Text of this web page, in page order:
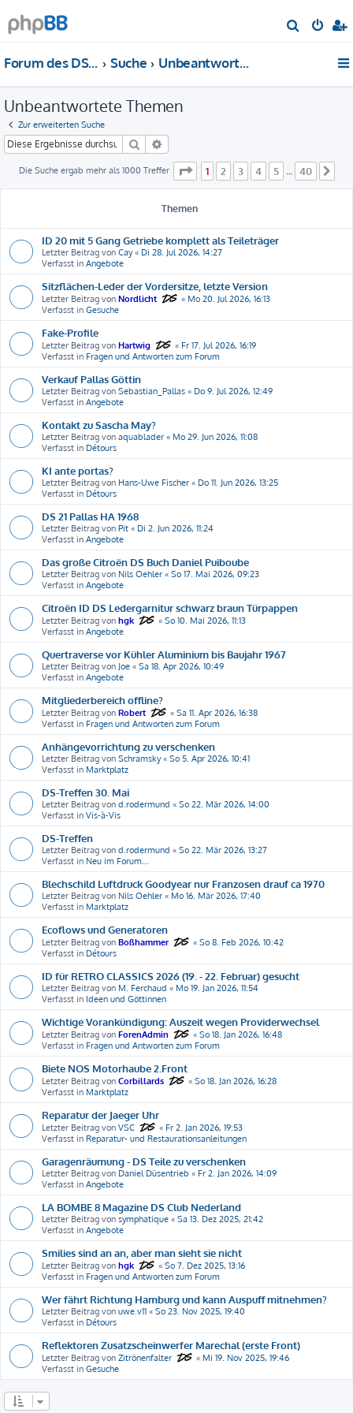
u
Forum des DS-Club Deutschland e.V. Suche Unbeantwortete Themen
Unbeantwortete Themen
Zur erweiterten Suche
Suche
Die Suche ergab mehr als 1000 Treffer Seite 1von 40
1 2 3 4 5 40
Themen
ID 20 mit 5 Gang Getriebe komplett als Teileträger
Letzter Beitrag von Cay« Di 28. Jul 2026, 14:27
Verfasst in Angebote
Sitzflächen-Leder der Vordersitze, letzte Version
Letzter Beitrag von Nordlicht « Mo 20. Jul 2026, 16:13
Verfasst in Gesuche
Fake-Profile
Letzter Beitrag von Hartwig « Fr 17. Jul 2026, 16:19
Verfasst in Fragen und Antworten zum Forum
Verkauf Pallas Göttin
Letzter Beitrag von Sebastian_Pallas « Do 9. Jul 2026, 12:49
Verfasst in Angebote
Kontakt zu Sascha May?
Letzter Beitrag von aquablader « Mo 29. Jun 2026, 11:08
Verfasst in Détours
KI ante portas?
Letzter Beitrag von Hans-Uwe Fischer « Do 11. Jun 2026, 13:25
Verfasst in Détours
DS 21 Pallas HA 1968
Letzter Beitrag von Pit « Di 2. Jun 2026, 11:24
Verfasst in Angebote
Das große Citroën DS Buch Daniel Puiboube
Letzter Beitrag von Nils Oehler « So 17. Mai 2026, 09:23
Verfasst in Angebote
Citroën ID DS Ledergarnitur schwarz braun Türpappen
Letzter Beitrag von hgk « So 10. Mai 2026, 11:13
Verfasst in Angebote
Quertraverse vor Kühler Aluminium bis Baujahr 1967
Letzter Beitrag von Joe « Sa 18. Apr 2026, 10:49
Verfasst in Angebote
Mitgliederbereich offline?
Letzter Beitrag von Robert « Sa 11. Apr 2026, 16:38
Verfasst in Fragen und Antworten zum Forum
Anhängevorrichtung zu verschenken
Letzter Beitrag von Schramsky« So 5. Apr 2026, 10:41
Verfasst in Marktplatz
DS-Treffen 30. Mai
Letzter Beitrag von d.rodermund « So 22. Mär 2026, 14:00
Verfasst in Vis-à-Vis
DS-Treffen
Letzter Beitrag von d.rodermund « So 22. Mär 2026, 13:27
Verfasst in Neu im Forum...
Blechschild Luftdruck Goodyear nur Franzosen drauf ca 1970
Letzter Beitrag von Nils Oehler « Mo 16. Mär 2026, 17:40
Verfasst in Marktplatz
Ecoflows und Generatoren
Letzter Beitrag von Boßhammer « So 8. Feb 2026, 10:42
Verfasst in Détours
ID für RETRO CLASSICS 2026 (19. - 22. Februar) gesucht
Letzter Beitrag von M. Ferchaud « Mo 19. Jan 2026, 11:54
Verfasst in Ideen und Göttinnen
Wichtige Vorankündigung: Auszeit wegen Providerwechsel
Letzter Beitrag von ForenAdmin « So 18. Jan 2026, 16:48
Verfasst in Fragen und Antworten zum Forum
Biete NOS Motorhaube 2.Front
Letzter Beitrag von Corbillards « So 18. Jan 2026, 16:28
Verfasst in Marktplatz
Reparatur der Jaeger Uhr
Letzter Beitrag von VSC « Fr 2. Jan 2026, 19:53
Verfasst in Reparatur- und Restaurationsanleitungen
Garagenräumung - DS Teile zu verschenken
Letzter Beitrag von Daniel Düsentrieb « Fr 2. Jan 2026, 14:09
Verfasst in Angebote
LA BOMBE 8 Magazine DS Club Nederland
Letzter Beitrag von symphatique « Sa 13. Dez 2025, 21:42
Verfasst in Angebote
Smilies sind an an, aber man sieht sie nicht
Letzter Beitrag von hgk « So 7. Dez 2025, 13:16
Verfasst in Fragen und Antworten zum Forum
Wer fährt Richtung Hamburg und kann Auspuff mitnehmen?
Letzter Beitrag von uwe.v11 « So 23. Nov 2025, 19:40
Verfasst in Détours
Reflektoren Zusatzscheinwerfer Marechal (erste Front)
Letzter Beitrag von Zitrönenfalter « Mi 19. Nov 2025, 19:46
Verfasst in Gesuche